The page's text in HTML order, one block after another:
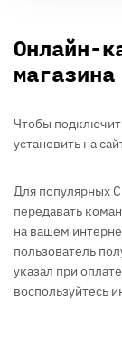
Онлайн-
магазина
Чтобы
установить на
Для популярных
передавать
на вашем
пользователь
указал при
воспользуйтесь